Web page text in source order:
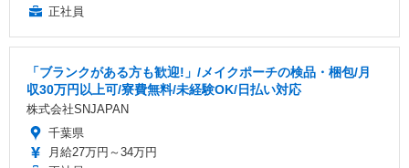
正社員
「ブランクがある方も歓迎!」/メイクポーチの検品・梱包/月
収30万円以上可/寮費無料/未経験OK/日払い対応
株式会社SNJAPAN
千葉県
月給27万円～34万円